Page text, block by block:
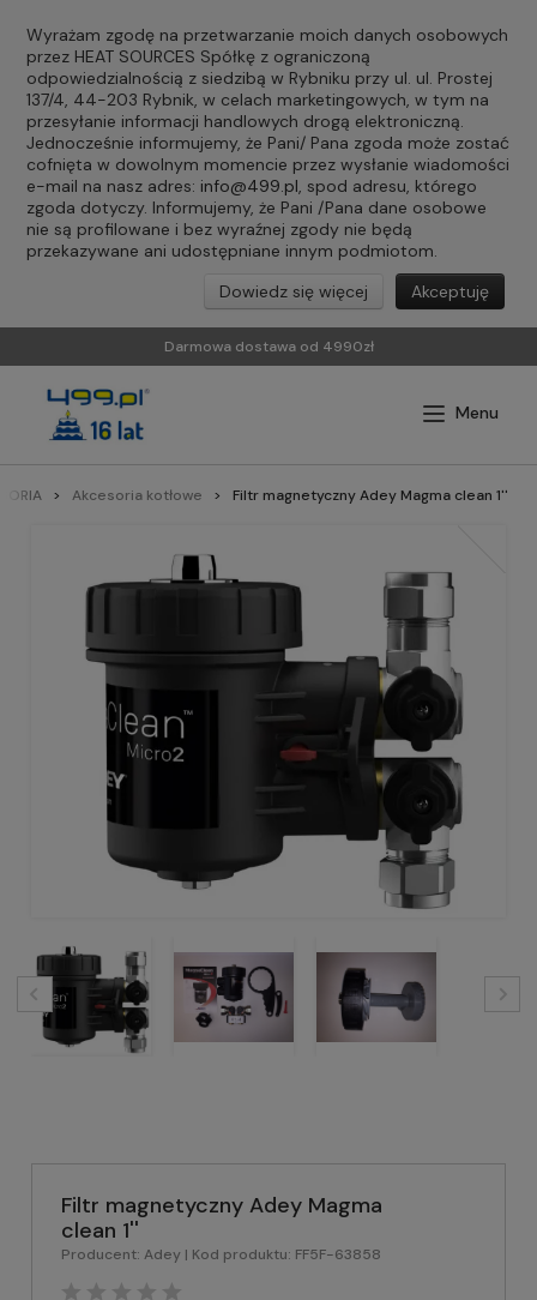
Wyrażam zgodę na przetwarzanie moich danych osobowych
przez HEAT SOURCES Spółkę z ograniczoną
odpowiedzialnością z siedzibą w Rybniku przy ul. ul. Prostej
137/4, 44-203 Rybnik, w celach marketingowych, w tym na
przesyłanie informacji handlowych drogą elektroniczną.
Jednocześnie informujemy, że Pani/ Pana zgoda może zostać
cofnięta w dowolnym momencie przez wysłanie wiadomości
e-mail na nasz adres: info@499.pl, spod adresu, którego
zgoda dotyczy. Informujemy, że Pani /Pana dane osobowe
nie są profilowane i bez wyraźnej zgody nie będą
przekazywane ani udostępniane innym podmiotom.
Akceptuję
Dowiedz się więcej
Darmowa dostawa od 4990zł
Akcesoria kotłowe Filtr magnetyczny Adey Magma clean 1''
Filtr magnetyczny Adey Magma
clean 1''
Producent: Adey | Kod produktu: FF5F-63858